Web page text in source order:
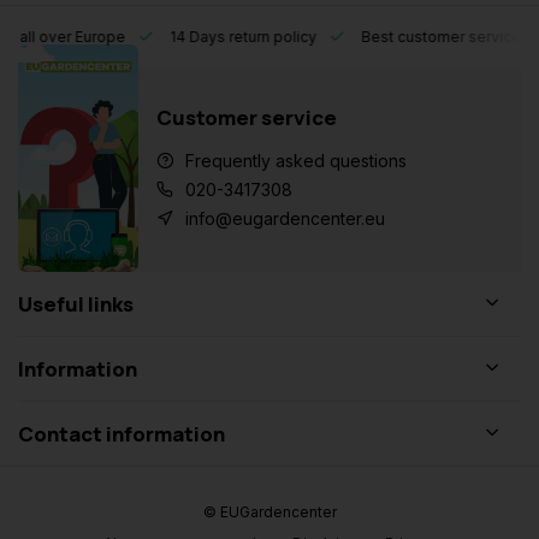
Europe 14 Days return policy Best customer service
Customer service
Frequently asked questions
020-3417308
info@eugardencenter.eu
Useful links
Information
Contact information
© EUGardencenter